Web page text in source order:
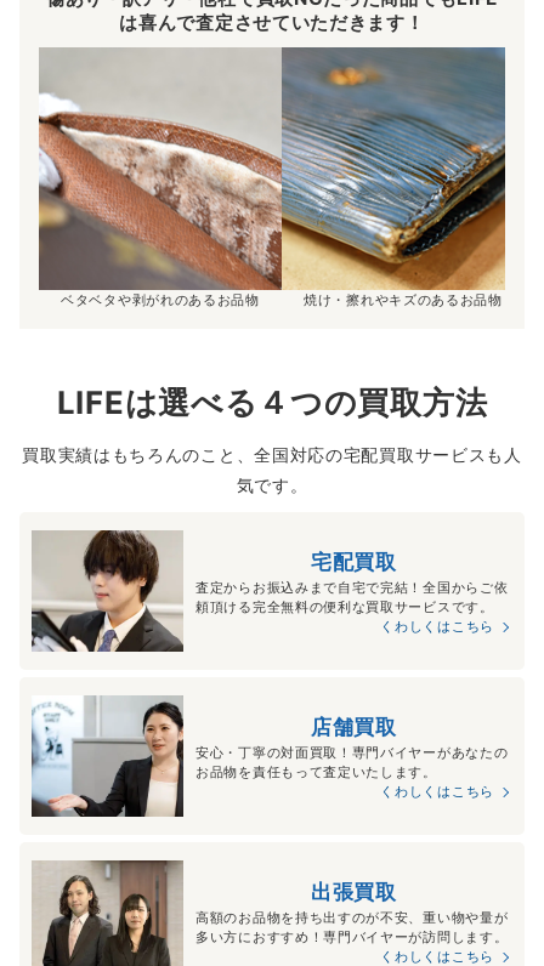
は喜んで査定させていただきます！
ベタベタや剥がれのあるお品物 焼け・擦れやキズのあるお品物
LIFEは選べる４つの買取方法
買取実績はもちろんのこと、全国対応の宅配買取サービスも人
気です。
宅配買取
査定からお振込みまで自宅で完結！全国からご依
頼頂ける完全無料の便利な買取サービスです。
くわしくはこちら
店舗買取
安心・丁寧の対面買取！専門バイヤーがあなたの
お品物を責任もって査定いたします。
くわしくはこちら
出張買取
高額のお品物を持ち出すのが不安、重い物や量が
多い方におすすめ！専門バイヤーが訪問します。
くわしくはこちら